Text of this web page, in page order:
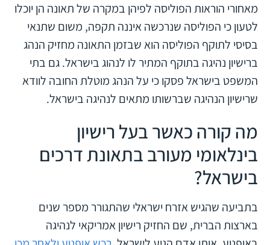
מאחורי הוראות הפוליסה לפיהן במקרה של תאונה הן יוכלו
לטעון כי הפוליסה שנרכשה איננה תקפה, משום שתנאי
בסיסי לתוקף הפוליסה הוא שבזמן התאונה מחזיק הנהג
ברישיון נהיגה בתוקף המתיר לו לנהוג בישראל. גם בתי
המשפט בישראל פסקו כי על הנהג מוטלת החובה לוודא
שרישיון הנהיגה שברשותו מתאים לנהיגה בישראל.
מה קורה כאשר בעל רישיון
בינלאומי מעורב בתאונת דרכים
בישראל?
בתביעה שהגיש אזרח ישראלי שהתגורר מספר שנים
בארצות הברית, שם החזיק רישיון אמריקאי לנהיגה